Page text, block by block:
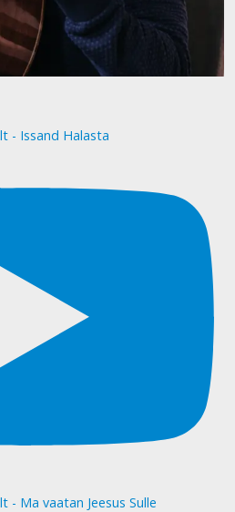
- Issand Halasta
- Ma vaatan Jeesus Sulle